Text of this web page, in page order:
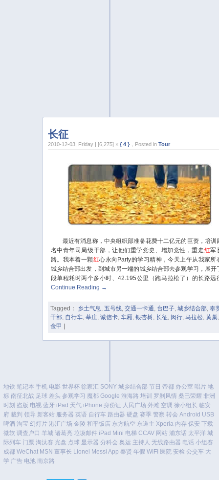
长征
2010-12-03, Friday | [6,275] ×{ 4 } ，Posted inTour
最近有消息称，中央组织部准备花费十二亿元的巨资，培训
名中青年司局级干部，让他们重学党史、增加党性，重走红军
路。我本着一颗红心永向Party的学习精神，今天上午从我家所
城乡结合部出发，到城市另一端的城乡结合部去参观学习，展开
段单程耗时两个多小时、42.195公里（跑马拉松了）的长路远
Continue Reading →
Tagged： 乡土气息,五号线,交通一卡通, 台巴子,城乡结合部,奉
干部, 自行车,莘庄,诚信卡,车厢,银杏树,长征, 闵行,马拉松,黄巢
金甲
地铁 笔记本 手机 电影 世界杯 徐家汇 SONY 城乡结合部 节日 帝都 办公室 唱片 地
标 南征北战 足球 差头 参观学习 魔都 Google 淮海路 培训 罗刹风情 桑巴荣耀 非洲
时刻 盗版 电视 蓝牙 iPad 天气 iPhone 身份证 人民广场 外滩 空调 徐小组长 临安
府 裁判 领导 新客站 服务器 英语 自行车 路由器 硬盘 赛季 警察 转会 Android USB
啤酒 淘宝 幻灯片 港汇广场 金陵 和平饭店 东方航空 东道主 Xperia 内存 保安 下载
微软 调查户口 羊城 诸葛亮 垃圾邮件 iPad Mini 电梯 CCAV 网站 浦东话 太平洋 城
际列车 门票 淘汰赛 光盘 点球 显示器 分科会 奥运 主持人 无线路由器 电话 小组赛
成都 WeChat MSN 董事长 Lionel Messi App 奉贤 年假 WIFI 医院 安检 公交车 大
学 广告 电池 南京路